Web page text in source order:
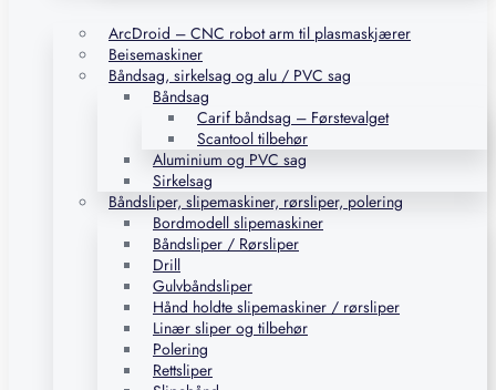
ArcDroid – CNC robot arm til plasmaskjærer
Beisemaskiner
Båndsag, sirkelsag og alu / PVC sag
Båndsag
Carif båndsag – Førstevalget
Scantool tilbehør
Aluminium og PVC sag
Sirkelsag
Båndsliper, slipemaskiner, rørsliper, polering
Bordmodell slipemaskiner
Båndsliper / Rørsliper
Drill
Gulvbåndsliper
Hånd holdte slipemaskiner / rørsliper
Linær sliper og tilbehør
Polering
Rettsliper